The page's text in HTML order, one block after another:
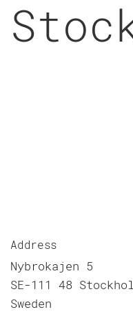
Address
Nybrokajen 5
SE-111 48
Sweden